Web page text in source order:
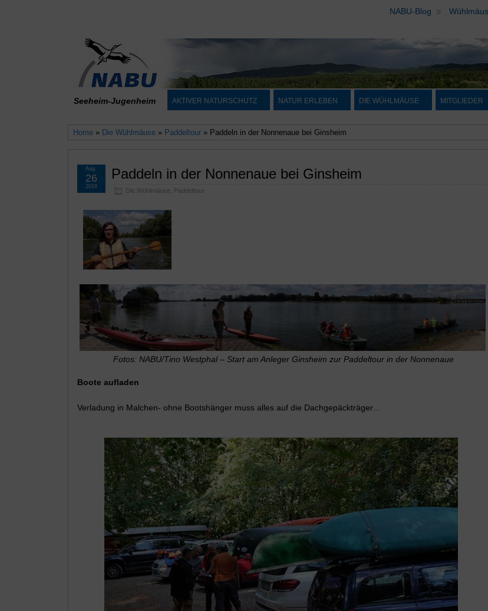
NABU-Blog
Seeheim-Jugenheim AKTIVER NATURSCHUTZ NATUR ERLEBEN DIE WÜHLMÄUSE MITGLIEDER
Home» Die Wühlmäuse» Paddeltour» Paddeln in der Nonnenaue bei Ginsheim
Paddeln in der Nonnenaue bei Ginsheim
Die Wühlmäuse Paddeltour
Aug.
26
2018
Fotos: NABU/Tino Westphal – Start am Anleger Ginsheim zur Paddeltour in der Nonnenaue
Boote aufladen
Verladung in Malchen- ohne Bootshänger muss alles auf die Dachgepäckträger…